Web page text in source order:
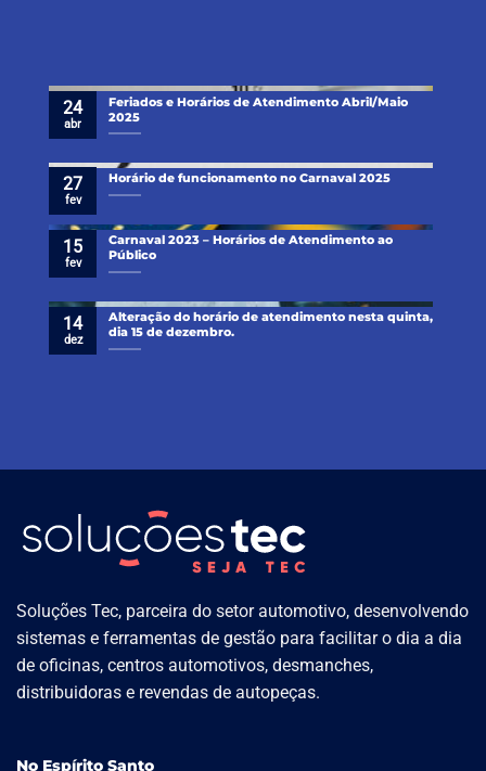
Feriados e Horários de Atendimento Abril/Maio
2025
24
abr
Horário de funcionamento no Carnaval 2025
27
fev
Carnaval 2023 – Horários de Atendimento ao
Público
15
fev
Alteração do horário de atendimento nesta quinta,
dia 15 de dezembro.
14
dez
Soluções Tec, parceira do setor automotivo, desenvolvendo
sistemas e ferramentas de gestão para facilitar o dia a dia
de oficinas, centros automotivos, desmanches,
distribuidoras e revendas de autopeças.
No Espírito Santo